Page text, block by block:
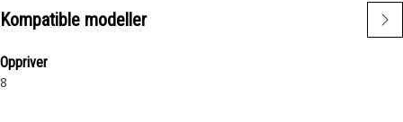
Kompatible modeller
Oppriver
8